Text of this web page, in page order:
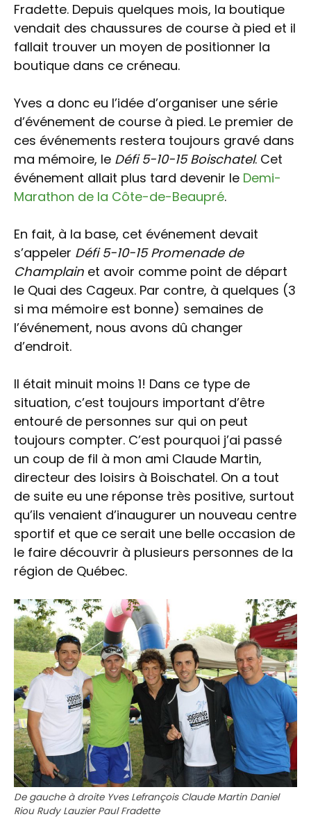
Fradette. Depuis quelques mois, la boutique
vendait des chaussures de course à pied et il
fallait trouver un moyen de positionner la
boutique dans ce créneau.
Yves a donc eu l’idée d’organiser une série
d’événement de course à pied. Le premier de
ces événements restera toujours gravé dans
ma mémoire, le Défi 5-10-15 Boischatel. Cet
événement allait plus tard devenir le Demi-
Marathon de la Côte-de-Beaupré.
En fait, à la base, cet événement devait
s’appeler Défi 5-10-15 Promenade de
Champlain et avoir comme point de départ
le Quai des Cageux. Par contre, à quelques (3
si ma mémoire est bonne) semaines de
l’événement, nous avons dû changer
d’endroit.
Il était minuit moins 1! Dans ce type de
situation, c’est toujours important d’être
entouré de personnes sur qui on peut
toujours compter. C’est pourquoi j’ai passé
un coup de fil à mon ami Claude Martin,
directeur des loisirs à Boischatel. On a tout
de suite eu une réponse très positive, surtout
qu’ils venaient d’inaugurer un nouveau centre
sportif et que ce serait une belle occasion de
le faire découvrir à plusieurs personnes de la
région de Québec.
De gauche à droite Yves Lefrançois Claude Martin Daniel
Riou Rudy Lauzier Paul Fradette